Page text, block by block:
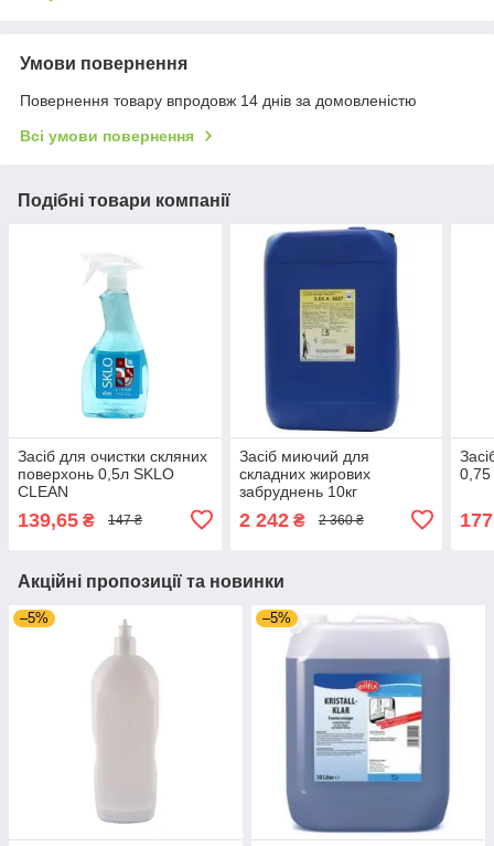
Умови повернення
Повернення товару впродовж 14 днів за домовленістю
Всі умови повернення
Подібні товари компанії
Засіб для очистки скляних
поверхонь 0,5л SKLO
CLEAN
139,65 ₴ 147 ₴
Засіб миючий для
складних жирових
забруднень 10кг
2 242₴ 2 360 ₴
0,75
Акційні пропозиції та новинки
–5% –5%